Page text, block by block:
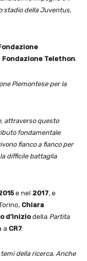
stadio della Juventus,
Fondazione Telethon.
Piemontese per la
attraverso questo
fondamentale
fianco a fianco per
difficile battaglia
e nel 2017, e
Chiara
d’iniziodella Partita
a CR7:
della ricerca. Anche